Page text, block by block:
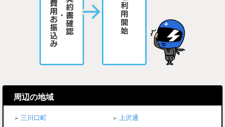
周辺の地域
三川口町
上沢通